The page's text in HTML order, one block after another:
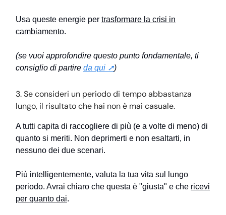
Usa queste energie per trasformare la crisi in
cambiamento.
(se vuoi approfondire questo punto fondamentale, ti
consiglio di partire da qui ➚)
3. Se consideri un periodo di tempo abbastanza
lungo, il risultato che hai non è mai casuale.
A tutti capita di raccogliere di più (e a volte di meno) di
quanto si meriti. Non deprimerti e non esaltarti, in
nessuno dei due scenari.
Più intelligentemente, valuta la tua vita sul lungo
periodo. Avrai chiaro che questa è "giusta" e che ricevi
per quanto dai.